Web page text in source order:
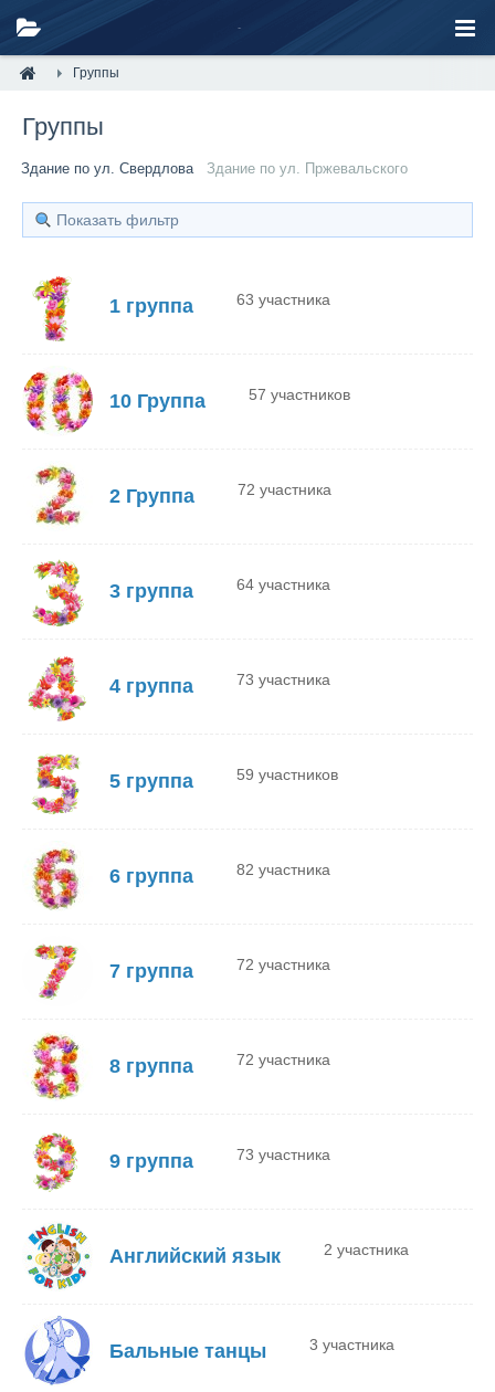
Группы
Группы
Здание по ул. Свердлова Здание по ул. Пржевальского
Показать фильтр
1 группа 63 участника
10 Группа 57 участников
2 Группа 72 участника
3 группа 64 участника
4 группа 73 участника
5 группа 59 участников
6 группа 82 участника
7 группа 72 участника
8 группа 72 участника
9 группа 73 участника
Английский язык 2 участника
Бальные танцы 3 участника